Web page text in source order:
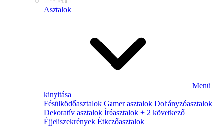
Asztalok
Menü
kinyitása
Fésülködőasztalok Gamer asztalok Dohányzóasztalok
Dekoratív asztalok Íróasztalok + 2 következő
Éjjeliszekrények Étkezőasztalok